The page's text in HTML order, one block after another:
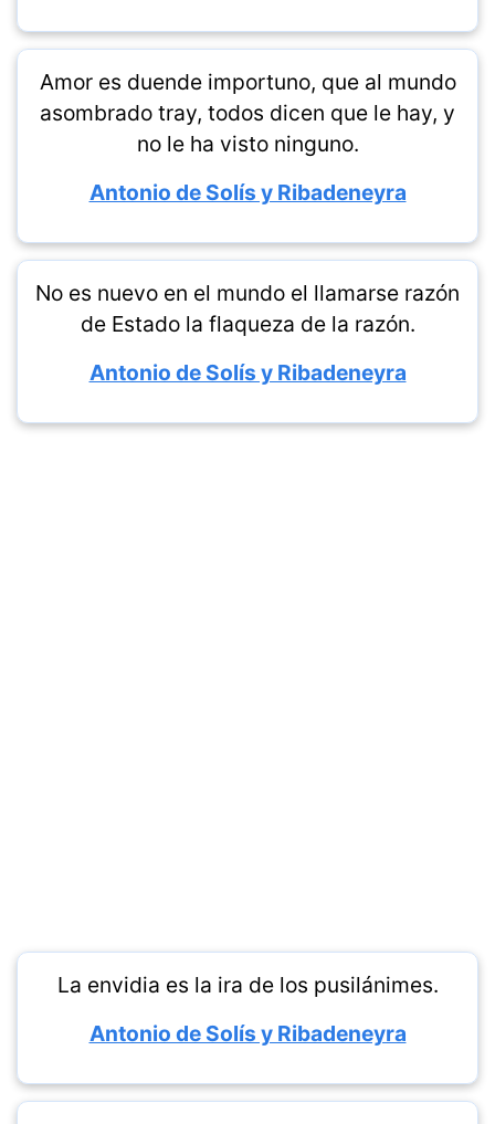
Amor es duende importuno, que al mundo
asombrado tray, todos dicen que le hay, y
no le ha visto ninguno.
Antonio de Solís y Ribadeneyra
No es nuevo en el mundo el llamarse razón
de Estado la flaqueza de la razón.
Antonio de Solís y Ribadeneyra
La envidia es la ira de los pusilánimes.
Antonio de Solís y Ribadeneyra